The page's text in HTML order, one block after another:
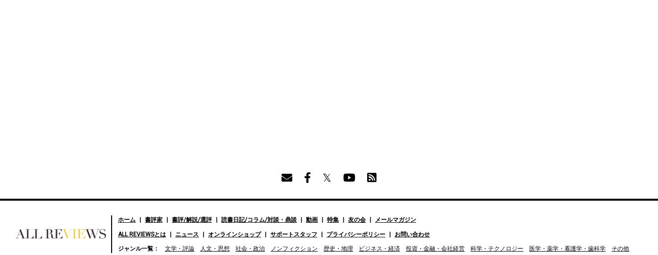
ホーム 書評家 書評/解説/選評 読書日記/コラム/対談・鼎談 動画 特集 友の会 メールマガジン
ALL REVIEWSとは ニュース オンラインショップ サポートスタッフ プライバシーポリシー お問い合わせ
ジャンル一覧： 文学・評論 人文・思想 社会・政治 ノンフィクション 歴史・地理 ビジネス・経済 投資・金融・会社経営 科学・テクノロジー 医学・薬学・看護学・歯科学 その他